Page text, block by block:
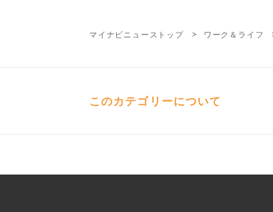
マイナビニューストップ ワーク＆ライフ
このカテゴリーについて